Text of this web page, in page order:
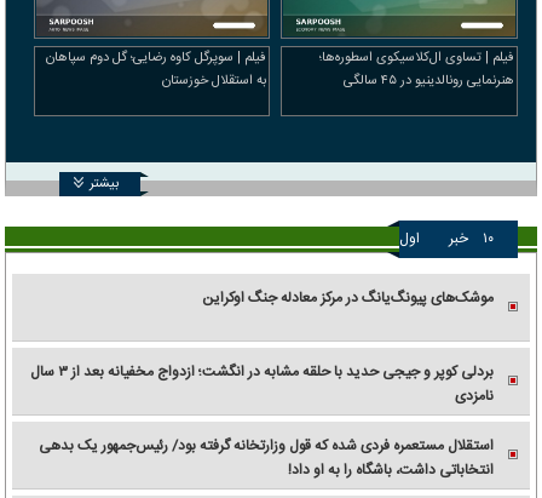
فیلم | تساوی ال‌کلاسیکوی اسطوره‌ها؛
هنرنمایی رونالدینیو در ۴۵ سالگی
فیلم | سوپرگل کاوه رضایی؛ گل دوم سپاهان
به استقلال خوزستان
بیشتر
۱۰ خبر اول
موشک‌های پیونگ‌یانگ در مرکز معادله جنگ اوکراین
بردلی کوپر و جیجی حدید با حلقه‌ مشابه در انگشت؛ ازدواج مخفیانه بعد از ۳ سال
نامزدی
استقلال مستعمره فردی شده که قول وزارتخانه گرفته بود/ رئیس‌جمهور یک بدهی
انتخاباتی داشت، باشگاه را به او داد!